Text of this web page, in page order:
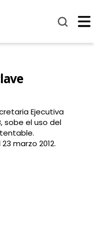
Ejecutiva
sobe el uso del
marzo 2012.